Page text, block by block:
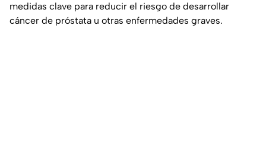
medidas clave para reducir el riesgo de desarrollar
cáncer de próstata u otras enfermedades graves.